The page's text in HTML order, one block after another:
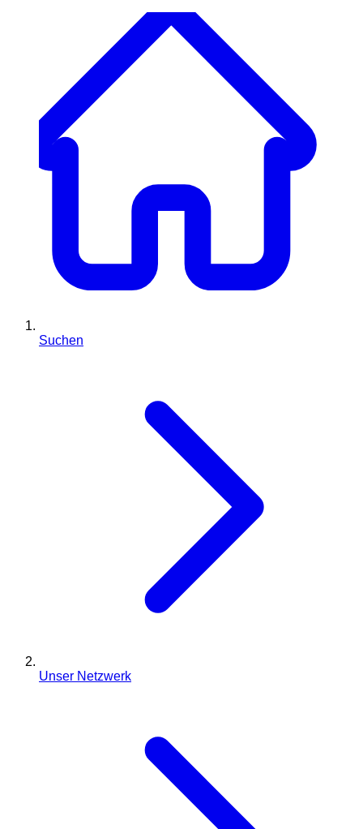
Suchen
Unser Netzwerk